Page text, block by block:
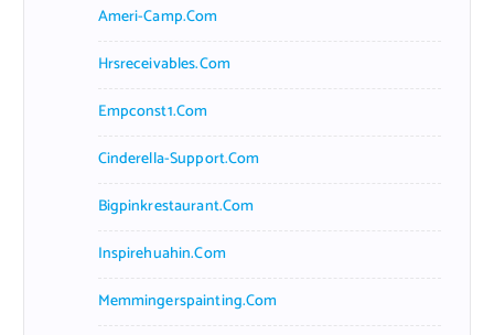
Ameri-Camp.com
Hrsreceivables.com
Empconst1.com
Cinderella-Support.com
Bigpinkrestaurant.com
Inspirehuahin.com
Memmingerspainting.com